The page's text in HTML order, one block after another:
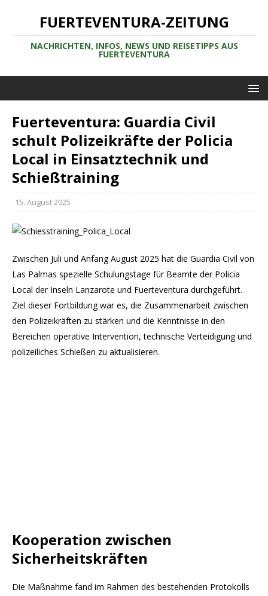
FUERTEVENTURA-ZEITUNG
NACHRICHTEN, INFOS, NEWS UND REISETIPPS AUS
FUERTEVENTURA
Fuerteventura: Guardia Civil
schult Polizeikräfte der Policia
Local in Einsatztechnik und
Schießtraining
15. August 2025
Zwischen Juli und Anfang August 2025 hat die Guardia Civil von
Las Palmas spezielle Schulungstage für Beamte der Policia
Local der Inseln Lanzarote und Fuerteventura durchgeführt.
Ziel dieser Fortbildung war es, die Zusammenarbeit zwischen
den Polizeikräften zu stärken und die Kenntnisse in den
Bereichen operative Intervention, technische Verteidigung und
polizeiliches Schießen zu aktualisieren.
Kooperation zwischen
Sicherheitskräften
Die Maßnahme fand im Rahmen des bestehenden Protokolls